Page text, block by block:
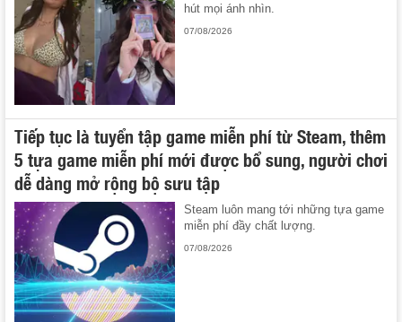
hút mọi ánh nhìn.
07/08/2026
Tiếp tục là tuyển tập game miễn phí từ Steam, thêm
5 tựa game miễn phí mới được bổ sung, người chơi
dễ dàng mở rộng bộ sưu tập
Steam luôn mang tới những tựa game
miễn phí đầy chất lượng.
07/08/2026